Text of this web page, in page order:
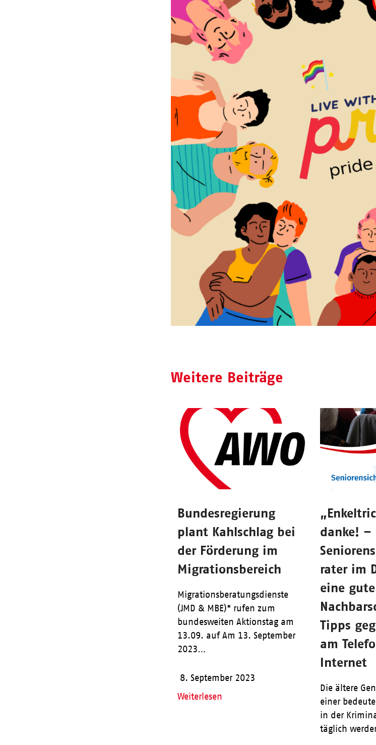
Weitere Beiträge
Bundesregierung
plant Kahlschlag bei
der Förderung im
Migrationsbereich
Migrationsberatungsdienste
(JMD & MBE)* rufen zum
bundesweiten Aktionstag am
13.09. auf Am 13. September
2023…
8. September 2023
Weiterlesen
danke! –
rater im
eine gute
Tipps
am
Internet
Die ältere
einer
in der
täglich